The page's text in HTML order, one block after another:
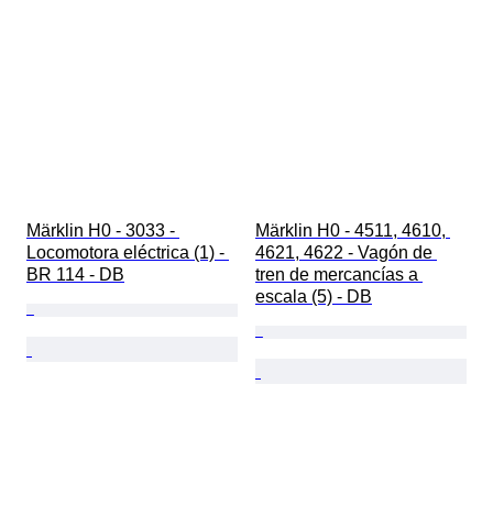
Märklin H0 - 3033 -
Locomotora eléctrica (1) -
BR 114 - DB
Märklin H0 - 4511, 4610,
4621, 4622 - Vagón de
tren de mercancías a
escala (5) - DB